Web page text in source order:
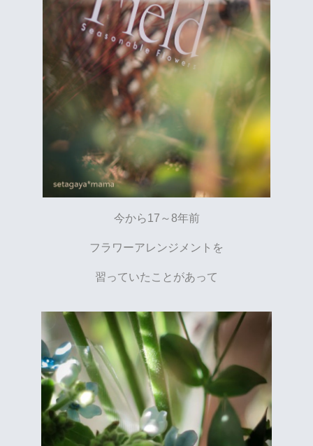
今から17～8年前
フラワーアレンジメントを
習っていたことがあって